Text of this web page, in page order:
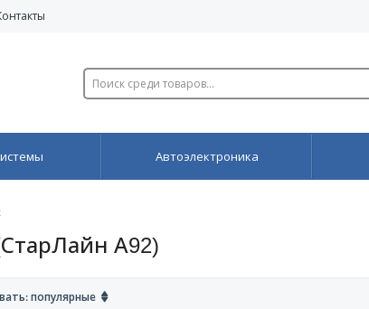
Автоэлектроника
А92)
популярные